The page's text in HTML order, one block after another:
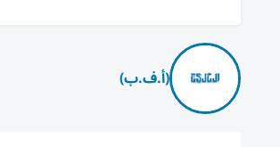
(أ.ف.ب)